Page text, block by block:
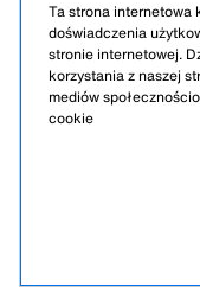
Ta strona internetowa
doświadczenia
stronie internetowej.
korzystania z naszej
mediów
cookie